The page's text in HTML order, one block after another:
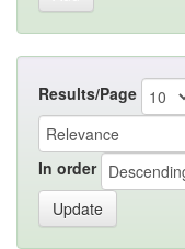
Results/Page
In order